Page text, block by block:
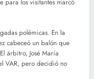
para los visitantes marcó
polémicas. En la
cabeceó un balón que
árbitro, José María
VAR, pero decidió no